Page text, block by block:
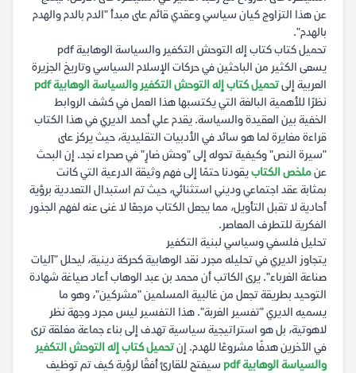
عن هذا التزاوج كيان سياسي وعقدي قائم على مبدأ "الدم بالدم والهدم
بالهدم".
تحميل كتاب كتاب إله التوحش التكفير والسياسة الوهابية pdf
يسعى الكثير من الباحثين في حركات الإسلام السياسي وتاريخ الجزيرة
العربية إلىتحميل كتاب إله التوحش التكفير والسياسة الوهابية pdf
نظرًا للأهمية البالغة التي يكتسبها هذا العمل في كشف الروابط
الخفية بين العقيدة والسياسة. يقدم علي أحمد الديري في هذا الكتاب
قراءة مغايرة لما هو سائد في الأدبيات التقليدية، حيث يركز على
"سيرة النص" وكيفية تحوله إلى "وحش ضارٍ" في صحراء نجد. إن البحث
عنملخص الكتابيقودنا حتمًا إلى فهم وثيقة الدرعية التي كانت
بمثابة عقد اجتماعي وديني استثنائي، حيث تم استبدال التعددية برؤية
أحادية لا تقبل التأويل، مما يجعل الكتاب مرجعًا لا غنى عنه لفهم الجذور
الفكرية للتطرف المعاصر.
تحليل فلسفي وسياسي لبنية التكفير
يتجاوز الديري في تحليله مجرد نقد الوهابية كحركة دينية، ليحلل "آليات
صناعة الغرباء". يرى الكاتب أن محمد بن عبد الوهاب أعاد صياغة شهادة
التوحيد بطريقة تجعل من غالبية المسلمين "مشركين"، وهو ما
يسميه الديري "تفسير الغربة". هذا التفسير ليس مجرد وجهة نظر
لاهوتية، بل هو استراتيجية سياسية تهدف إلى بناء جماعة مغلقة ترى
في الآخرين هدفًا مشروعًا للهدم. إنتحميل كتاب إله التوحش التكفير
والسياسة الوهابية pdf
سيفتح للقارئ أفقًا لرؤية كيف تم توظيف